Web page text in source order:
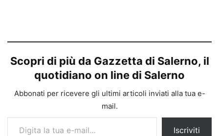
Scopri di più da Gazzetta di Salerno, il
quotidiano on line di Salerno
Abbonati per ricevere gli ultimi articoli inviati alla tua e-
mail.
Digita la tua e-mail...
Iscriviti